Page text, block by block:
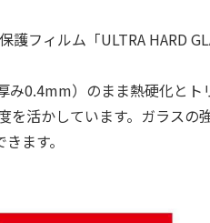
フィルム「ULTRA HARD
み0.4mm）のまま熱硬化と
活かしています。ガラスの
ます。